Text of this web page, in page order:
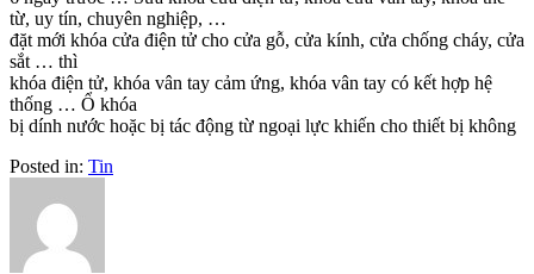
từ, uy tín, chuyên nghiệp, …
đặt mới khóa cửa điện tử cho cửa gỗ, cửa kính, cửa chống cháy, cửa
sắt … thì
khóa điện tử, khóa vân tay cảm ứng, khóa vân tay có kết hợp hệ
thống … Ổ khóa
bị dính nước hoặc bị tác động từ ngoại lực khiến cho thiết bị không
Posted in: Tin